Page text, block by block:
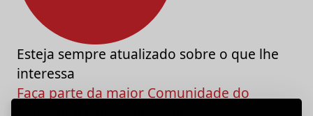
Esteja sempre atualizado sobre o que lhe
interessa
Faça parte da maior Comunidade do